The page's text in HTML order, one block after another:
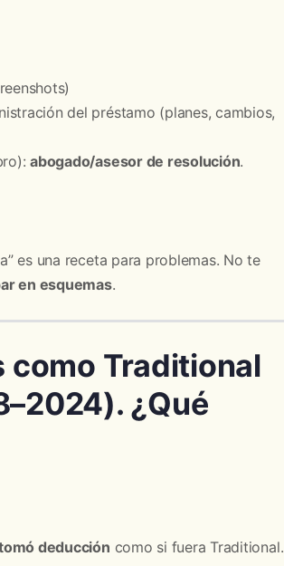
del préstamo (planes, cambios,
abogado/asesor de resolución.
es una receta para problemas. No te
en esquemas.
como Traditional
¿Qué
deducción como si fuera Traditional.